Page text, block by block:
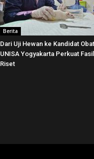
Berita
Dari Uji Hewan ke Kandidat
UNISA Yogyakarta Perkuat
Riset